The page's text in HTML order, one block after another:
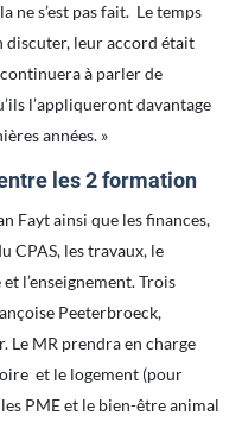
ne s’est pas fait. Le temps
discuter, leur accord était
à parler de
l’appliqueront davantage
années. »
les 2 formation
Fayt ainsi que les finances,
CPAS, les travaux, le
l’enseignement. Trois
Peeterbroeck,
Le MR prendra en charge
et le logement (pour
PME et le bien-être animal